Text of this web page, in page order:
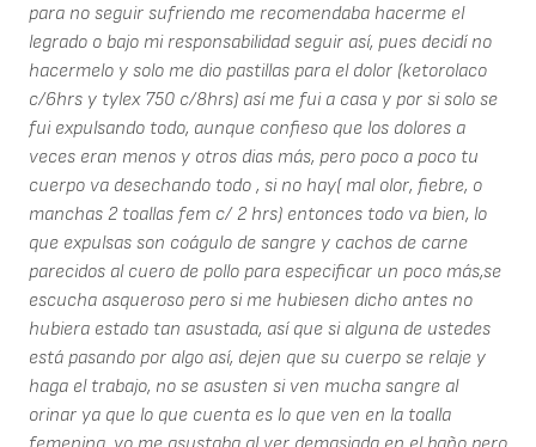
para no seguir sufriendo me recomendaba hacerme el
legrado o bajo mi responsabilidad seguir así, pues decidí no
hacermelo y solo me dio pastillas para el dolor (ketorolaco
c/6hrs y tylex 750 c/8hrs) así me fui a casa y por si solo se
fui expulsando todo, aunque confieso que los dolores a
veces eran menos y otros dias más, pero poco a poco tu
cuerpo va desechando todo , si no hay( mal olor, fiebre, o
manchas 2 toallas fem c/ 2 hrs) entonces todo va bien, lo
que expulsas son coágulo de sangre y cachos de carne
parecidos al cuero de pollo para especificar un poco más,se
escucha asqueroso pero si me hubiesen dicho antes no
hubiera estado tan asustada, así que si alguna de ustedes
está pasando por algo así, dejen que su cuerpo se relaje y
haga el trabajo, no se asusten si ven mucha sangre al
orinar ya que lo que cuenta es lo que ven en la toalla